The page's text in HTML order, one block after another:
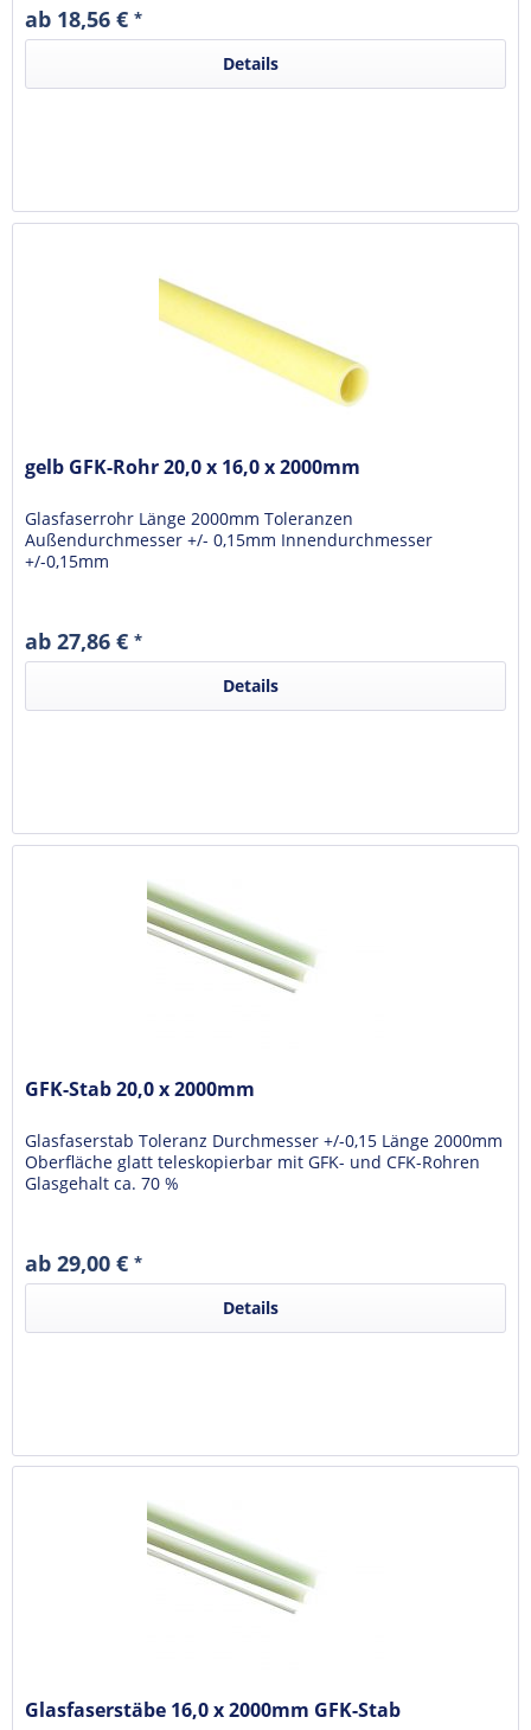
ab 18,56 €*
Details
gelb GFK-Rohr 20,0 x 16,0 x 2000mm
Glasfaserrohr Länge 2000mm Toleranzen
Außendurchmesser +/- 0,15mm Innendurchmesser
+/-0,15mm
ab 27,86 €*
Details
GFK-Stab 20,0 x 2000mm
Glasfaserstab Toleranz Durchmesser +/-0,15 Länge 2000mm
Oberfläche glatt teleskopierbar mit GFK- und CFK-Rohren
Glasgehalt ca. 70 %
ab 29,00 €*
Details
Glasfaserstäbe 16,0 x 2000mm GFK-Stab